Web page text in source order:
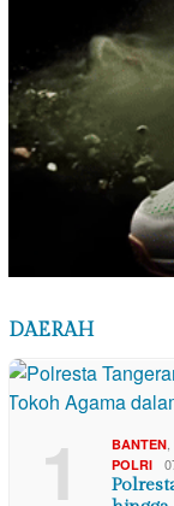
DAERAH
1 BANTEN
POLRI